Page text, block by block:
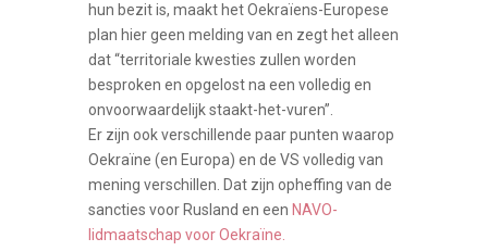
hun bezit is, maakt het Oekraïens-Europese
plan hier geen melding van en zegt het alleen
dat “territoriale kwesties zullen worden
besproken en opgelost na een volledig en
onvoorwaardelijk staakt-het-vuren”.
Er zijn ook verschillende paar punten waarop
Oekraïne (en Europa) en de VS volledig van
mening verschillen. Dat zijn opheffing van de
sancties voor Rusland en een NAVO-
lidmaatschap voor Oekraïne.